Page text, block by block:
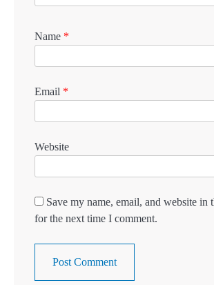
Name *
Email *
Website
Save my name, email, and website in
for the next time I comment.